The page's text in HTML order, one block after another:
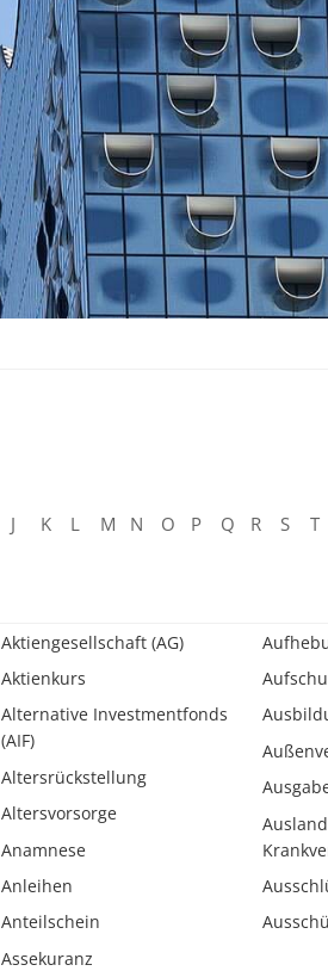
J K L M N O P Q R S T
Aktiengesellschaft (AG)
Aktienkurs
Alternative Investmentfonds
(AIF)
Altersrückstellung
Altersvorsorge
Anamnese
Anleihen
Anteilschein
Assekuranz